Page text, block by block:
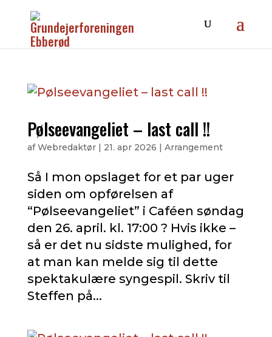
Pølseevangeliet – last call !!
afWebredaktør| 21. apr 2026 | Arrangement
Så I mon opslaget for et par uger
siden om opførelsen af
“Pølseevangeliet” i Caféen søndag
den 26. april. kl. 17:00 ? Hvis ikke –
så er det nu sidste mulighed, for
at man kan melde sig til dette
spektakulære syngespil. Skriv til
Steffen på...